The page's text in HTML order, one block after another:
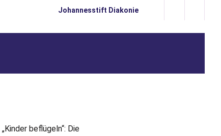
Johannesstift Diakonie
beflügeln“: Die